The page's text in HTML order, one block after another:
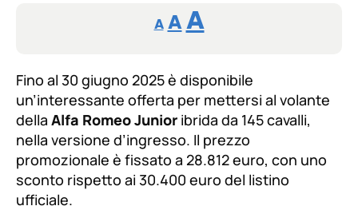
A
Reducir
tamaño
A Restablecer
tamaño
de
fuente
AAumentar
de
fuente.
Fino al 30 giugno 2025 è disponibile
un’interessante offerta per mettersi al volante
della Alfa Romeo Junior ibrida da 145 cavalli,
nella versione d’ingresso. Il prezzo
promozionale è fissato a 28.812 euro, con uno
sconto rispetto ai 30.400 euro del listino
ufficiale.